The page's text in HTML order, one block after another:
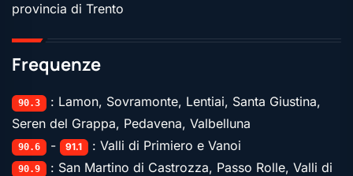
provincia di Trento
Frequenze
90.3 : Lamon, Sovramonte, Lentiai, Santa Giustina,
Seren del Grappa, Pedavena, Valbelluna
90.6 - 91.1 : Valli di Primiero e Vanoi
90.9 : San Martino di Castrozza, Passo Rolle, Valli di